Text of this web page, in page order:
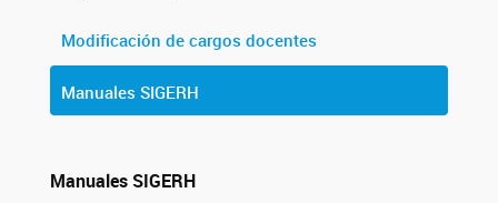
Modificación de cargos docentes
Manuales SIGERH
Manuales SIGERH